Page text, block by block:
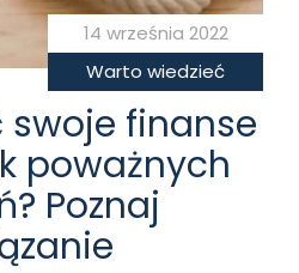
14 września 2022
Warto wiedzieć
finanse
poważnych
Poznaj